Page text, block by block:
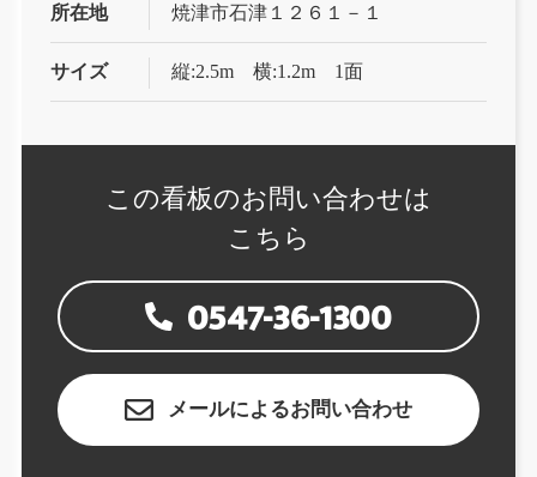
所在地 焼津市石津１２６１－１
サイズ 縦:2.5m 横:1.2m 1面
この看板のお問い合わせは
こちら
0547-36-1300
メールによるお問い合わせ